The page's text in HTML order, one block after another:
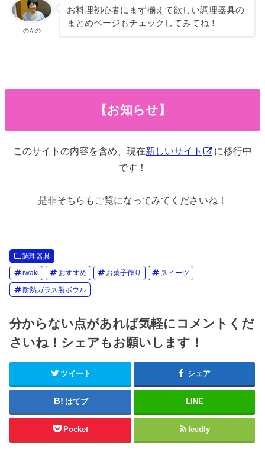
のんの
お料理初心者にまず揃えて欲しい調理器具の
まとめページもチェックしてみてね！
【お知らせ】
このサイトの内容を含め、現在新しいサイト
に移行中
です！
是非そちらもご覧になってみてくださいね！
調理器具
iwaki おすすめ お菓子作り スイーツ
耐熱ガラス製ボウル
分からない点があれば気軽にコメントくだ
さいね！シェアもお願いします！
ツイート シェア
はてブ LINE
Pocket feedly